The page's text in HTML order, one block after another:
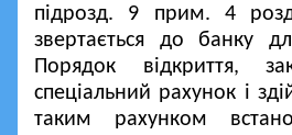
підрозд. 9 прим. 4
звертається до банку
Порядок відкриття,
спеціальний рахунок і
таким рахунком